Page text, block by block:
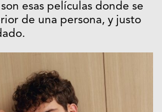
esas películas donde se
de una persona, y justo